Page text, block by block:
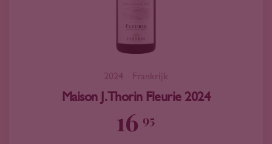
2024 Frankrijk
Maison J. Thorin Fleurie 2024
16 95